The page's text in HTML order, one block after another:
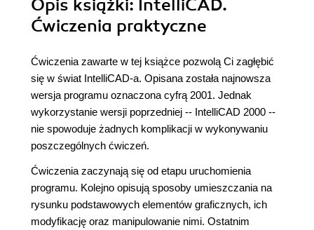
Opis książki: IntelliCAD.
Ćwiczenia praktyczne
Ćwiczenia zawarte w tej książce pozwolą Ci zagłębić
się w świat IntelliCAD-a. Opisana została najnowsza
wersja programu oznaczona cyfrą 2001. Jednak
wykorzystanie wersji poprzedniej -- IntelliCAD 2000 --
nie spowoduje żadnych komplikacji w wykonywaniu
poszczególnych ćwiczeń.
Ćwiczenia zaczynają się od etapu uruchomienia
programu. Kolejno opisują sposoby umieszczania na
rysunku podstawowych elementów graficznych, ich
modyfikację oraz manipulowanie nimi. Ostatnim